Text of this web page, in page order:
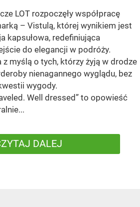
LOT rozpoczęły współpracę
– Vistulą, której wynikiem jest
kapsułowa, redefiniująca
do elegancji w podróży.
z myślą o tych, którzy żyją w drodze
nienagannego wyglądu, bez
wygody.
Well dressed” to opowieść
DALEJ